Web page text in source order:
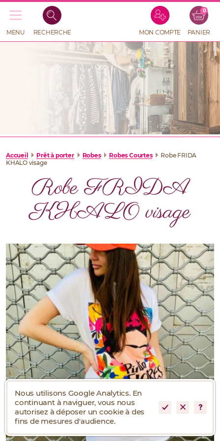
Recherche
de
MENU RECHERCHE MON COMPTE PANIER
0
RECHERCHE
DE
PRODUITS
Accueil Prêt à porter Robes Robes Courtes
Robe FRIDA
KHALO visage
Robe FRIDA
KHALO visage
Nous utilisons Google Analytics. En
continuant à naviguer, vous nous
autorisez à déposer un cookie à des
fins de mesures d'audience.